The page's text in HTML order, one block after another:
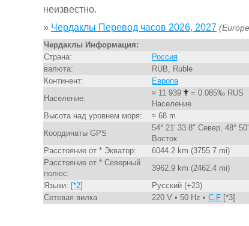
неизвестно.
» Чердаклы Перевод часов 2026, 2027
Чердаклы Информация:
Страна:
Россия
валюта:
RUB, Ruble
Континент:
Европа
Население:
≈ 11 939
= 0.085‰ RUS
Население
Высота над уровнем моря:
≈ 68 m
Координаты GPS
54° 21' 33.8" Север, 48°
Восток
Расстояние от * Экватор:
6044.2 km (3755.7 mi)
Расстояние от * Северный
полюс:
3962.9 km (2462.4 mi)
Языки: [*2]
Русский (+23)
Сетевая вилка
220 V • 50 Hz • C,F [*3]